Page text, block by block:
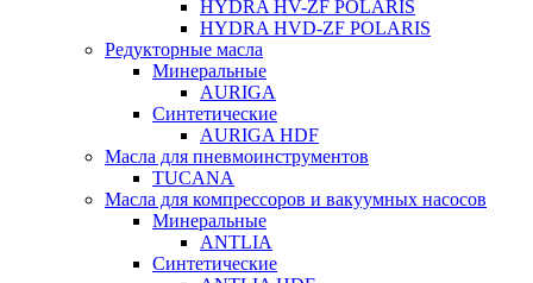
HYDRA HV-ZF POLARIS
HYDRA HVD-ZF POLARIS
Редукторные масла
Минеральные
AURIGA
Синтетические
AURIGA HDF
Масла для пневмоинструментов
TUCANA
Масла для компрессоров и вакуумных насосов
Минеральные
ANTLIA
Синтетические